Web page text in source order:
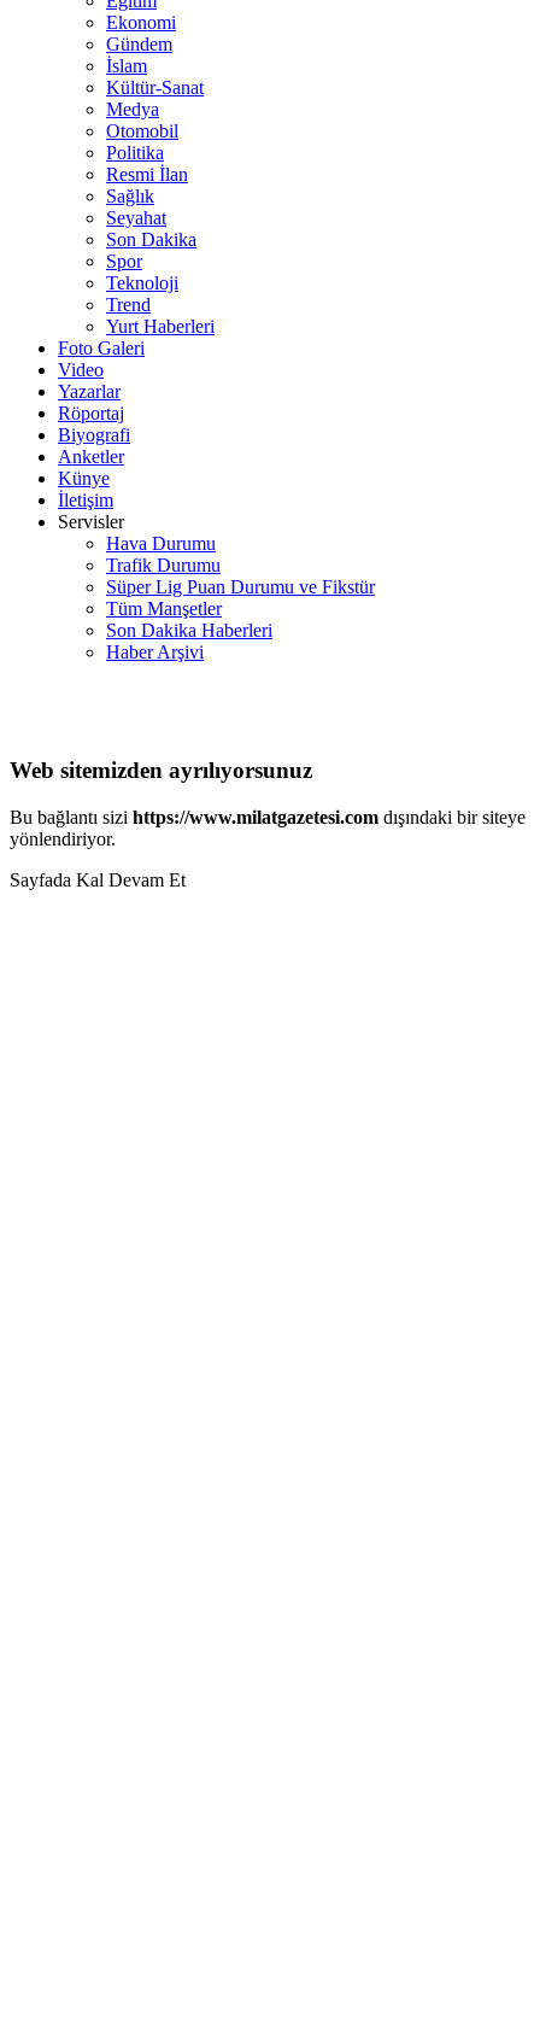
Ekonomi
Gündem
İslam
Kültür-Sanat
Medya
Otomobil
Politika
Resmi İlan
Sağlık
Seyahat
Son Dakika
Spor
Teknoloji
Trend
Yurt Haberleri
Foto Galeri
Video
Yazarlar
Röportaj
Biyografi
Anketler
Künye
İletişim
Servisler
Hava Durumu
Trafik Durumu
Süper Lig Puan Durumu ve Fikstür
Tüm Manşetler
Son Dakika Haberleri
Haber Arşivi
Web sitemizden ayrılıyorsunuz
Bu bağlantı sizi https://www.milatgazetesi.com dışındaki bir siteye
yönlendiriyor.
Sayfada Kal Devam Et